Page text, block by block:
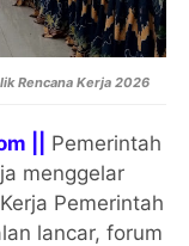
Rencana Kerja 2026
||
Pemerintah
menggelar
Pemerintah
lancar, forum